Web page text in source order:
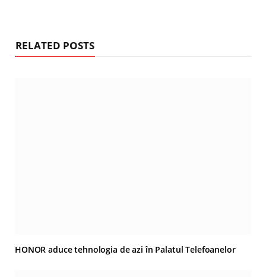
RELATED POSTS
HONOR aduce tehnologia de azi în Palatul Telefoanelor